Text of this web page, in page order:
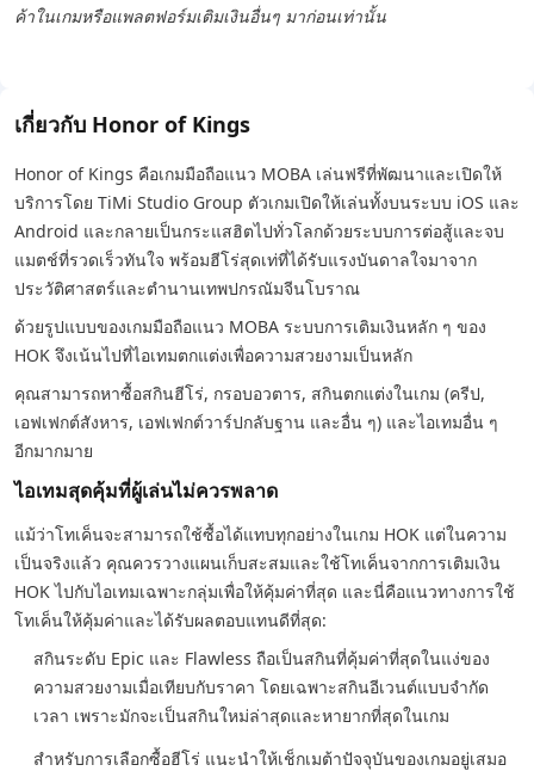
ค้าในเกมหรือแพลตฟอร์มเติมเงินอื่นๆ มาก่อนเท่านั้น
เกี่ยวกับ Honor of Kings
Honor of Kings คือเกมมือถือแนว MOBA เล่นฟรีที่พัฒนาและเปิดให้
บริการโดย TiMi Studio Group ตัวเกมเปิดให้เล่นทั้งบนระบบ iOS และ
Android และกลายเป็นกระแสฮิตไปทั่วโลกด้วยระบบการต่อสู้และจบ
แมตช์ที่รวดเร็วทันใจ พร้อมฮีโร่สุดเท่ที่ได้รับแรงบันดาลใจมาจาก
ประวัติศาสตร์และตำนานเทพปกรณัมจีนโบราณ
ด้วยรูปแบบของเกมมือถือแนว MOBA ระบบการเติมเงินหลัก ๆ ของ
HOK จึงเน้นไปที่ไอเทมตกแต่งเพื่อความสวยงามเป็นหลัก
คุณสามารถหาซื้อสกินฮีโร่, กรอบอวตาร, สกินตกแต่งในเกม (ครีป,
เอฟเฟกต์สังหาร, เอฟเฟกต์วาร์ปกลับฐาน และอื่น ๆ) และไอเทมอื่น ๆ
อีกมากมาย
ไอเทมสุดคุ้มที่ผู้เล่นไม่ควรพลาด
แม้ว่าโทเค็นจะสามารถใช้ซื้อได้แทบทุกอย่างในเกม HOK แต่ในความ
เป็นจริงแล้ว คุณควรวางแผนเก็บสะสมและใช้โทเค็นจากการเติมเงิน
HOK ไปกับไอเทมเฉพาะกลุ่มเพื่อให้คุ้มค่าที่สุด และนี่คือแนวทางการใช้
โทเค็นให้คุ้มค่าและได้รับผลตอบแทนดีที่สุด:
สกินระดับ Epic และ Flawless ถือเป็นสกินที่คุ้มค่าที่สุดในแง่ของ
ความสวยงามเมื่อเทียบกับราคา โดยเฉพาะสกินอีเวนต์แบบจำกัด
เวลา เพราะมักจะเป็นสกินใหม่ล่าสุดและหายากที่สุดในเกม
สำหรับการเลือกซื้อฮีโร่ แนะนำให้เช็กเมต้าปัจจุบันของเกมอยู่เสมอ